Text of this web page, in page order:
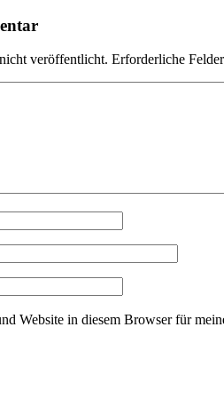
veröffentlicht. Erforderliche
Website in diesem Browser für